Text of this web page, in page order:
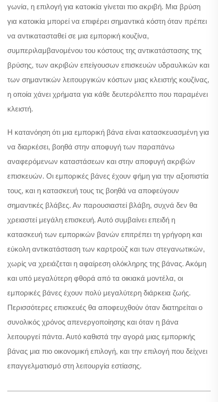
γωνία, η επιλογή για κατοικία γίνεται πιο ακριβή. Μια βρύση
για κατοικία μπορεί να επιφέρει σημαντικά κόστη όταν πρέπει
να αντικατασταθεί σε μια εμπορική κουζίνα,
συμπεριλαμβανομένου του κόστους της αντικατάστασης της
βρύσης, των ακριβών επείγουσων επισκευών υδραυλικών και
των σημαντικών λειτουργικών κόστων μιας κλειστής κουζίνας,
η οποία χάνει χρήματα για κάθε δευτερόλεπτο που παραμένει
κλειστή.
Η κατανόηση ότι μια εμπορική βάνα είναι κατασκευασμένη για
να διαρκέσει, βοηθά στην αποφυγή των παραπάνω
αναφερόμενων καταστάσεων και στην αποφυγή ακριβών
επισκευών. Οι εμπορικές βάνες έχουν φήμη για την αξιοπιστία
τους, και η κατασκευή τους τις βοηθά να αποφεύγουν
σημαντικές βλάβες. Αν παρουσιαστεί βλάβη, συχνά δεν θα
χρειαστεί μεγάλη επισκευή. Αυτό συμβαίνει επειδή η
κατασκευή των εμπορικών βανών επιτρέπει τη γρήγορη και
εύκολη αντικατάσταση των καρτρούζ και των στεγανωτικών,
χωρίς να χρειάζεται η αφαίρεση ολόκληρης της βάνας. Ακόμη
και υπό μεγαλύτερη φθορά από τα οικιακά μοντέλα, οι
εμπορικές βάνες έχουν πολύ μεγαλύτερη διάρκεια ζωής.
Περισσότερες επισκευές θα αποφευχθούν όταν διατηρείται ο
συνολικός χρόνος απενεργοποίησης και όταν η βάνα
λειτουργεί πάντα. Αυτό καθιστά την αγορά μιας εμπορικής
βάνας μια πιο οικονομική επιλογή, και την επιλογή που δείχνει
επαγγελματισμό στη λειτουργία εστίασης.